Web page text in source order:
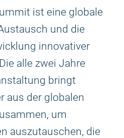
ist eine globale
und die
innovativer
alle zwei Jahre
bringt
aus der globalen
um
auszutauschen, die